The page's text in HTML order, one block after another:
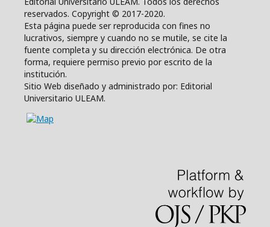
reservados. Copyright © 2017-2020.
Esta página puede ser reproducida con fines no
lucrativos, siempre y cuando no se mutile, se cite la
fuente completa y su dirección electrónica. De otra
forma, requiere permiso previo por escrito de la
institución.
Sitio Web diseñado y administrado por: Editorial
Universitario ULEAM.